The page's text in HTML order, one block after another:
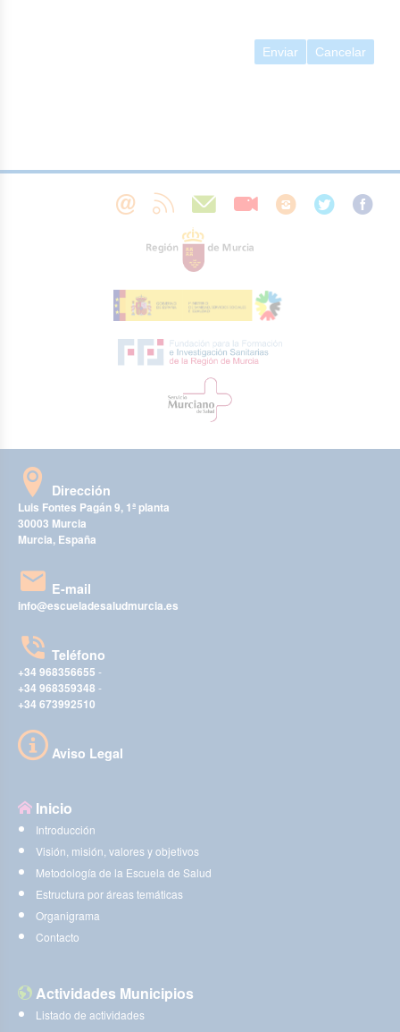
Enviar Cancelar
Dirección
Luis Fontes Pagán 9, 1ª planta
30003 Murcia
Murcia, España
E-mail
info@escueladesaludmurcia.es
Teléfono
+34 968356655 -
+34 968359348 -
+34 673992510
Aviso Legal
Inicio
Introducción
Visión, misión, valores y objetivos
Metodología de la Escuela de Salud
Estructura por áreas temáticas
Organigrama
Contacto
Actividades Municipios
Listado de actividades